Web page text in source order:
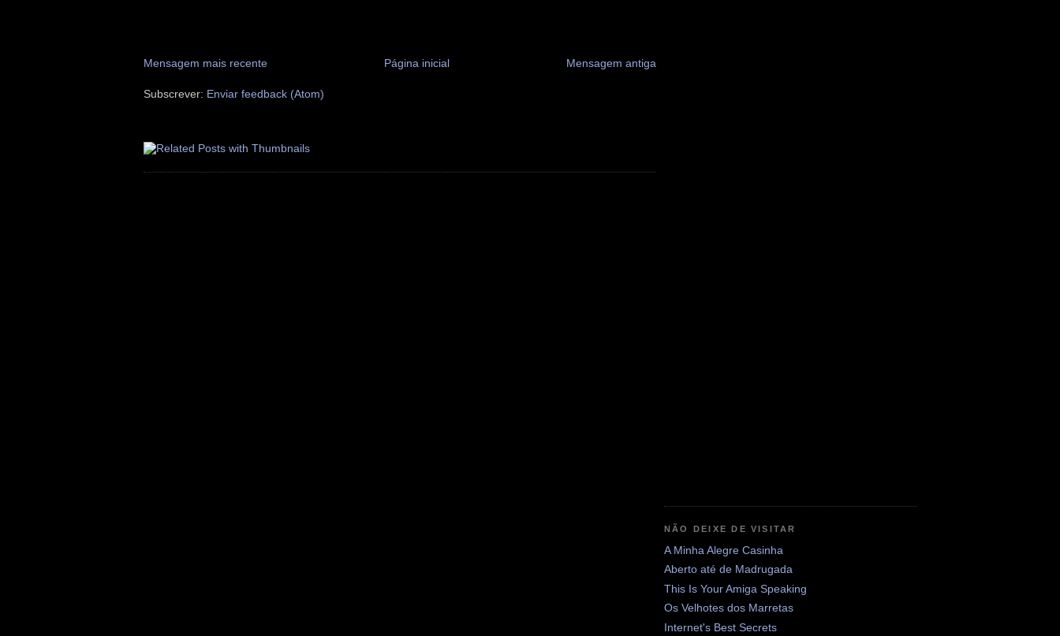
Mensagem mais recente Mensagem antiga
Página inicial
Subscrever: Enviar feedback (Atom)
NÃO DEIXE DE VISITAR
A Minha Alegre Casinha
Aberto até de Madrugada
This Is Your Amiga Speaking
Os Velhotes dos Marretas
Internet's Best Secrets